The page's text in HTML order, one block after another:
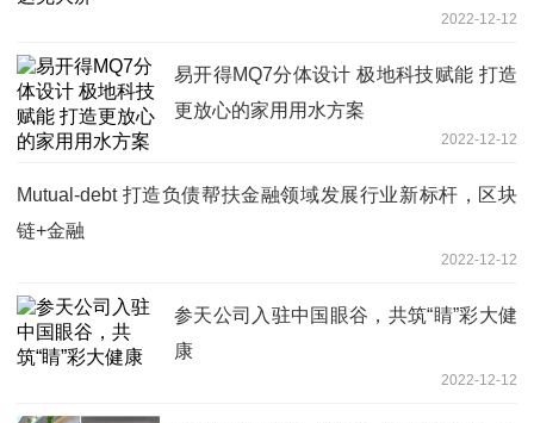
2022-12-12
易开得MQ7分体设计 极地科技赋能 打造
更放心的家用用水方案
2022-12-12
Mutual-debt 打造负债帮扶金融领域发展行业新标杆，区块
链+金融
2022-12-12
参天公司入驻中国眼谷，共筑“睛”彩大健
康
2022-12-12